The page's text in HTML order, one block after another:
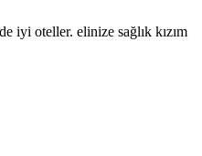
iyi oteller. elinize sağlık kızım